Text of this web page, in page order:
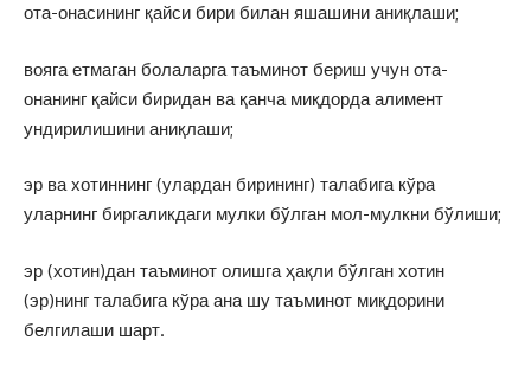
ота-онасининг қайси бири билан яшашини аниқлаши;
вояга етмаган болаларга таъминот бериш учун ота-
онанинг қайси биридан ва қанча миқдорда алимент
ундирилишини аниқлаши;
эр ва хотиннинг (улардан бирининг) талабига кўра
уларнинг биргаликдаги мулки бўлган мол-мулкни бўлиши;
эр (хотин)дан таъминот олишга ҳақли бўлган хотин
(эр)нинг талабига кўра ана шу таъминот миқдорини
белгилаши шарт.